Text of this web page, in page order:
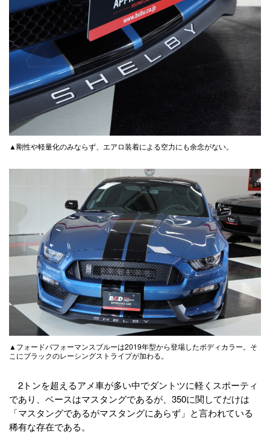
▲剛性や軽量化のみならず、エアロ装着による空力にも余念がない。
▲フォードパフォーマンスブルーは2019年型から登場したボディカラー。そ
こにブラックのレーシングストライプが加わる。
2トンを超えるアメ車が多い中でダントツに軽くスポーティ
であり、ベースはマスタングであるが、350に関してだけは
「マスタングであるがマスタングにあらず」と言われている
稀有な存在である。